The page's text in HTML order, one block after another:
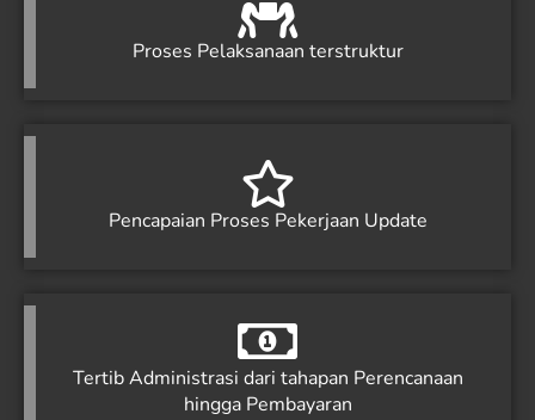
Proses Pelaksanaan terstruktur
Pencapaian Proses Pekerjaan Update
Tertib Administrasi dari tahapan Perencanaan
hingga Pembayaran